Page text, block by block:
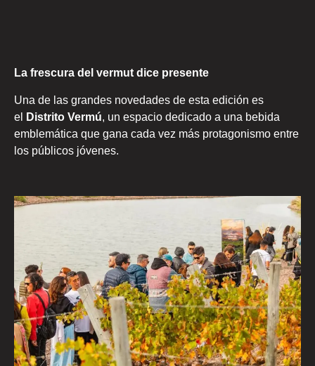
La frescura del vermut dice presente
Una de las grandes novedades de esta edición es
el
Distrito Vermú, un espacio dedicado a una bebida
emblemática que gana cada vez más protagonismo entre
los públicos jóvenes.